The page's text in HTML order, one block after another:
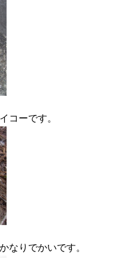
コーです。
なりでかいです。